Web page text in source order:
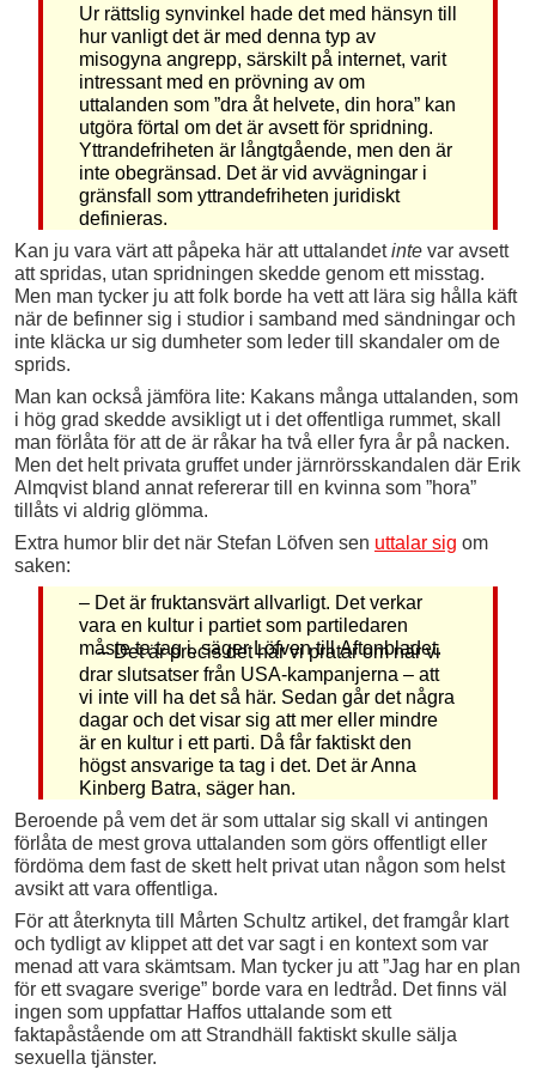
Ur rättslig synvinkel hade det med hänsyn till
hur vanligt det är med denna typ av
misogyna angrepp, särskilt på internet, varit
intressant med en prövning av om
uttalanden som ”dra åt helvete, din hora” kan
utgöra förtal om det är avsett för spridning.
Yttrandefriheten är långtgående, men den är
inte obegränsad. Det är vid avvägningar i
gränsfall som yttrandefriheten juridiskt
definieras.
Kan ju vara värt att påpeka här att uttalandetinte var avsett
att spridas, utan spridningen skedde genom ett misstag.
Men man tycker ju att folk borde ha vett att lära sig hålla käft
när de befinner sig i studior i samband med sändningar och
inte kläcka ur sig dumheter som leder till skandaler om de
sprids.
Man kan också jämföra lite: Kakans många uttalanden, som
i hög grad skedde avsikligt ut i det offentliga rummet, skall
man förlåta för att de är råkar ha två eller fyra år på nacken.
Men det helt privata gruffet under järnrörsskandalen där Erik
Almqvist bland annat refererar till en kvinna som ”hora”
tillåts vi aldrig glömma.
Extra humor blir det när Stefan Löfven sen uttalar sig om
saken:
– Det är fruktansvärt allvarligt. Det verkar
vara en kultur i partiet som partiledaren
måste ta tag i, säger Löfven till Aftonbladet.
– Det är precis det här vi pratar om när vi
drar slutsatser från USA-kampanjerna – att
vi inte vill ha det så här. Sedan går det några
dagar och det visar sig att mer eller mindre
är en kultur i ett parti. Då får faktiskt den
högst ansvarige ta tag i det. Det är Anna
Kinberg Batra, säger han.
Beroende på vem det är som uttalar sig skall vi antingen
förlåta de mest grova uttalanden som görs offentligt eller
fördöma dem fast de skett helt privat utan någon som helst
avsikt att vara offentliga.
För att återknyta till Mårten Schultz artikel, det framgår klart
och tydligt av klippet att det var sagt i en kontext som var
menad att vara skämtsam. Man tycker ju att ”Jag har en plan
för ett svagare sverige” borde vara en ledtråd. Det finns väl
ingen som uppfattar Haffos uttalande som ett
faktapåstående om att Strandhäll faktiskt skulle sälja
sexuella tjänster.